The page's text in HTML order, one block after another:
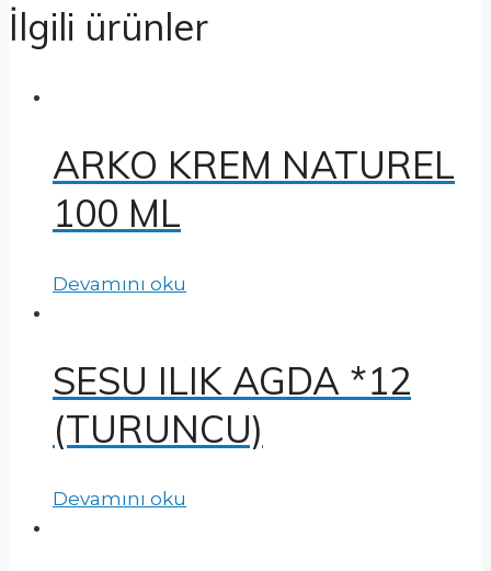
İlgili ürünler
ARKO KREM NATUREL
100 ML
Devamını oku
SESU ILIK AGDA *12
(TURUNCU)
Devamını oku